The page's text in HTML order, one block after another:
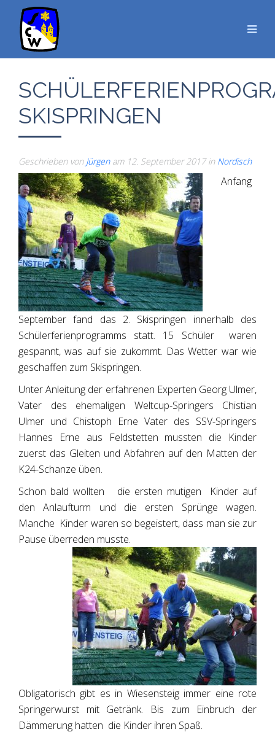
SKISPRINGEN
Geschrieben von Jürgenam 12. September 2017in Nordisch
Anfang
September fand das 2. Skispringen innerhalb des
Schülerferienprogramms statt. 15 Schüler waren
gespannt, was auf sie zukommt. Das Wetter war wie
geschaffen zum Skispringen.
Unter Anleitung der erfahrenen Experten Georg Ulmer,
Vater des ehemaligen Weltcup-Springers Chistian
Ulmer und Chistoph Erne Vater des SSV-Springers
Hannes Erne aus Feldstetten mussten die Kinder
zuerst das Gleiten und Abfahren auf den Matten der
K24-Schanze üben.
Schon bald wollten die ersten mutigen Kinder auf
den Anlaufturm und die ersten Sprünge wagen.
Manche Kinder waren so begeistert, dass man sie zur
Pause überreden musste.
Obligatorisch gibt es in Wiesensteig immer eine rote
Springerwurst mit Getränk. Bis zum Einbruch der
Dämmerung hatten die Kinder ihren Spaß.